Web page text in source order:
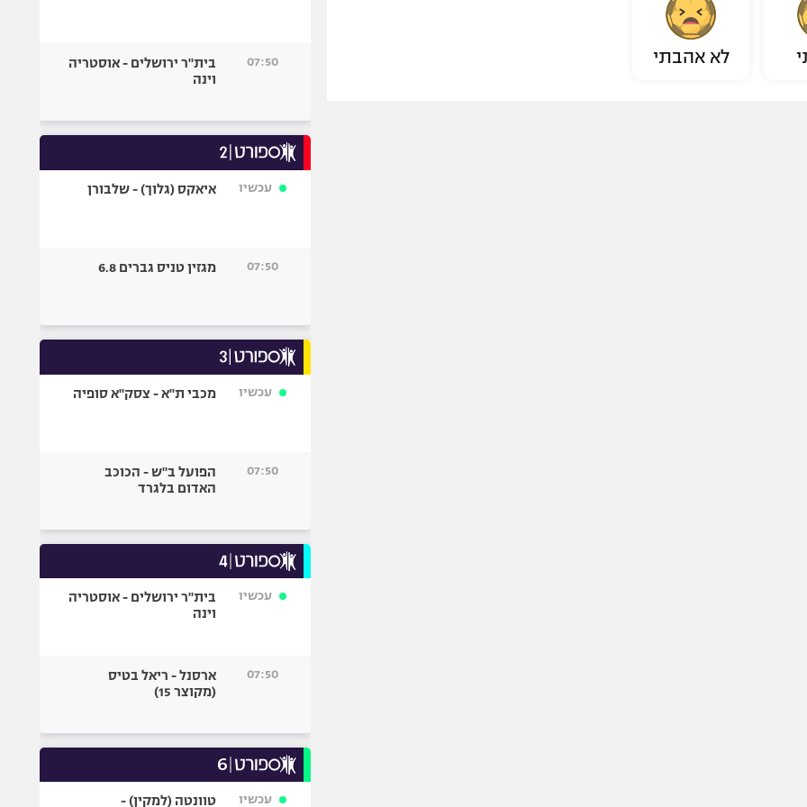
לא אהבתי 07:50
בית"ר ירושלים - אוסטריה
וינה
עכשיו איאקס (גלוך) - שלבורן
07:50 מגזין טניס גברים 6.8
עכשיו מכבי ת"א - צסק"א סופיה
07:50
הפועל ב"ש - הכוכב
האדום בלגרד
עכשיו
בית"ר ירושלים - אוסטריה
וינה
07:50
ארסנל - ריאל בטיס
(מקוצר 15)
עכשיו טוונטה (למקין) -